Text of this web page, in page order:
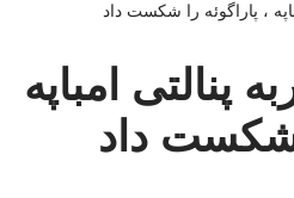
، پاراگوئه را شکست داد
پنالتی امباپه
شکست داد